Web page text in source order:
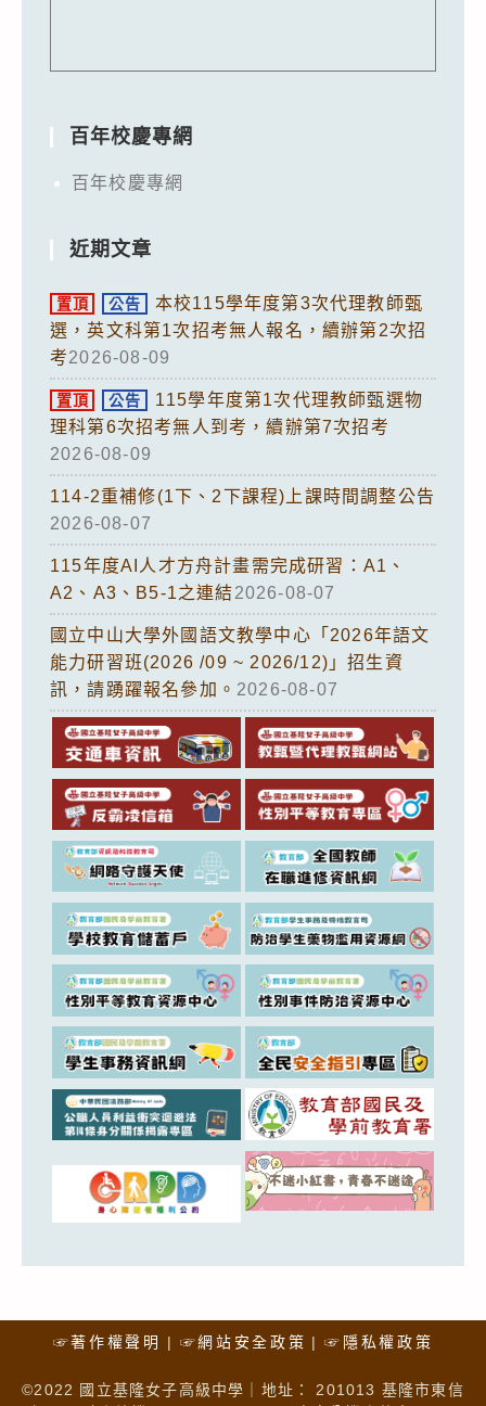
百年校慶專網
百年校慶專網
近期文章
置頂 公告
本校115學年度第3次代理教師甄
選，英文科第1次招考無人報名，續辦第2次招
考2026-08-09
置頂 公告
115學年度第1次代理教師甄選物
理科第6次招考無人到考，續辦第7次招考
2026-08-09
114-2重補修(1下、2下課程)上課時間調整公告
2026-08-07
115年度AI人才方舟計畫需完成研習：A1、
A2、A3、B5-1之連結2026-08-07
國立中山大學外國語文教學中心「2026年語文
能力研習班(2026 /09 ~ 2026/12)」招生資
訊，請踴躍報名參加。 2026-08-07
☞著作權聲明 ☞網站安全政策 ☞隱私權政策
©2022 國立基隆女子高級中學｜地址： 201013 基隆市東信